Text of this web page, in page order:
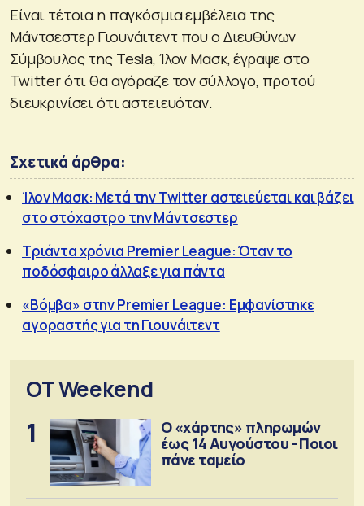
Είναι τέτοια η παγκόσμια εμβέλεια της
Μάντσεστερ Γιουνάιτεντ που ο Διευθύνων
Σύμβουλος της Tesla, Ίλον Μασκ, έγραψε στο
Twitter ότι θα αγόραζε τον σύλλογο, προτού
διευκρινίσει ότι αστειευόταν.
Σχετικά άρθρα:
Ίλον Μασκ: Μετά την Twitter αστειεύεται και βάζει
στο στόχαστρο την Μάντσεστερ
Τριάντα χρόνια Premier League: Όταν το
ποδόσφαιρο άλλαξε για πάντα
«Βόμβα» στην Premier League: Εμφανίστηκε
αγοραστής για τη Γιουνάιτεντ
OT Weekend
1
Ο «χάρτης» πληρωμών
έως 14 Αυγούστου - Ποιοι
πάνε ταμείο